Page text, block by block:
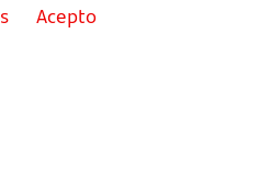
Acepto